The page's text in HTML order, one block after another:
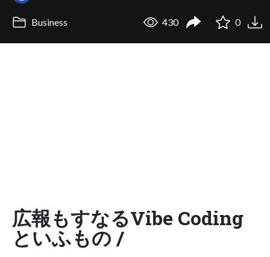
Business 430 0
広報もすなるVibe Coding
といふもの /